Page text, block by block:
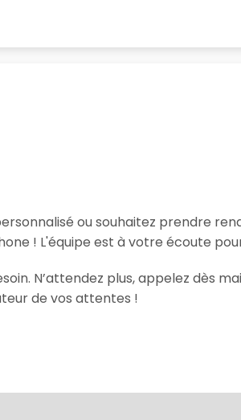
ou souhaitez prendre
! L'équipe est à votre écoute
N’attendez plus, appelez dès
de vos attentes !